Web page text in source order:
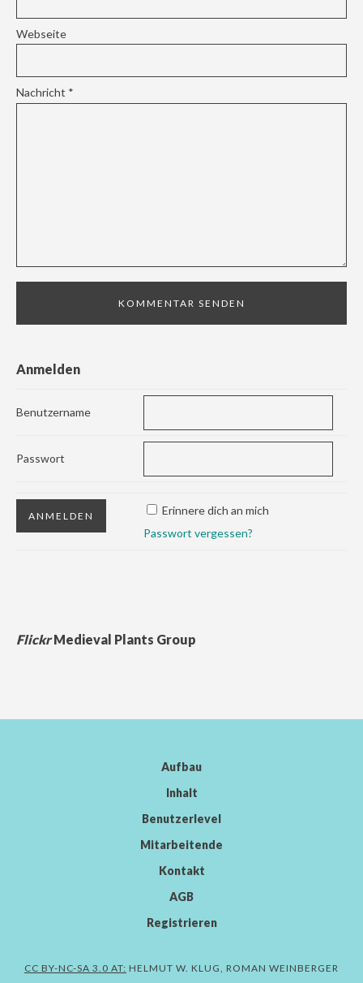
Webseite
Nachricht *
Anmelden
Benutzername
Passwort
Erinnere dich an mich
Passwort vergessen?
FlickrMedieval Plants Group
Aufbau
Inhalt
Benutzerlevel
Mitarbeitende
Kontakt
AGB
Registrieren
CC BY-NC-SA 3.0 AT: HELMUT W. KLUG, ROMAN WEINBERGER